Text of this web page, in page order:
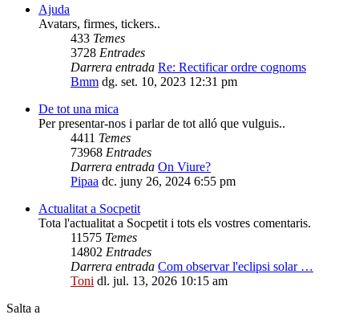
Ajuda
Avatars, firmes, tickers..
433 Temes
3728 Entrades
Darrera entrada Re: Rectificar ordre cognoms
Bmm dg. set. 10, 2023 12:31 pm
De tot una mica
Per presentar-nos i parlar de tot alló que vulguis..
4411 Temes
73968 Entrades
Darrera entrada On Viure?
Pipaa dc. juny 26, 2024 6:55 pm
Actualitat a Socpetit
Tota l'actualitat a Socpetit i tots els vostres comentaris.
11575 Temes
14802 Entrades
Darrera entrada Com observar l'eclipsi solar …
Toni dl. jul. 13, 2026 10:15 am
Salta a